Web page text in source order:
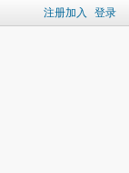
注册加入 登录